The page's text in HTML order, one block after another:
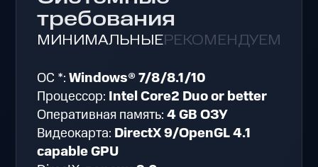
требования
МИНИМАЛЬНЫЕРЕКОМЕНДУЕМЫЕ
ОС *:Windows® 7/8/8.1/10
Процессор: Intel Core2 Duo or better
Оперативная память:4 GB ОЗУ
Видеокарта: DirectX 9/OpenGL 4.1
capable GPU